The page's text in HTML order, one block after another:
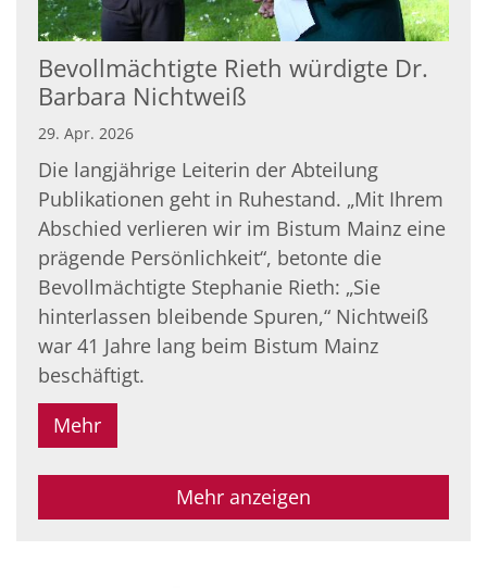
Bevollmächtigte Rieth würdigte Dr.
Barbara Nichtweiß
29. Apr. 2026
Die langjährige Leiterin der Abteilung
Publikationen geht in Ruhestand. „Mit Ihrem
Abschied verlieren wir im Bistum Mainz eine
prägende Persönlichkeit“, betonte die
Bevollmächtigte Stephanie Rieth: „Sie
hinterlassen bleibende Spuren,“ Nichtweiß
war 41 Jahre lang beim Bistum Mainz
beschäftigt.
Mehr
Mehr anzeigen